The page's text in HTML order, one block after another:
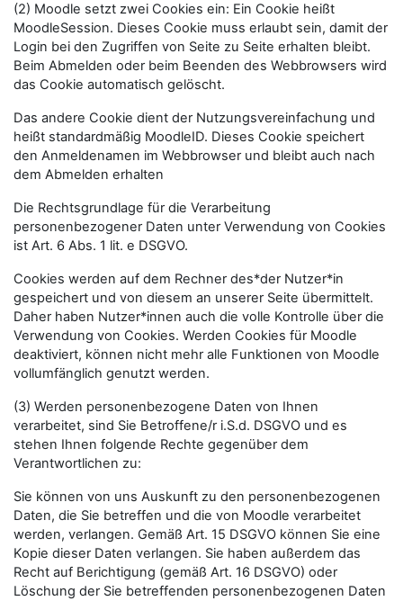
(2) Moodle setzt zwei Cookies ein: Ein Cookie heißt
MoodleSession. Dieses Cookie muss erlaubt sein, damit der
Login bei den Zugriffen von Seite zu Seite erhalten bleibt.
Beim Abmelden oder beim Beenden des Webbrowsers wird
das Cookie automatisch gelöscht.
Das andere Cookie dient der Nutzungsvereinfachung und
heißt standardmäßig MoodleID. Dieses Cookie speichert
den Anmeldenamen im Webbrowser und bleibt auch nach
dem Abmelden erhalten
Die Rechtsgrundlage für die Verarbeitung
personenbezogener Daten unter Verwendung von Cookies
ist Art. 6 Abs. 1 lit. e DSGVO.
Cookies werden auf dem Rechner des*der Nutzer*in
gespeichert und von diesem an unserer Seite übermittelt.
Daher haben Nutzer*innen auch die volle Kontrolle über die
Verwendung von Cookies. Werden Cookies für Moodle
deaktiviert, können nicht mehr alle Funktionen von Moodle
vollumfänglich genutzt werden.
(3) Werden personenbezogene Daten von Ihnen
verarbeitet, sind Sie Betroffene/r i.S.d. DSGVO und es
stehen Ihnen folgende Rechte gegenüber dem
Verantwortlichen zu:
Sie können von uns Auskunft zu den personenbezogenen
Daten, die Sie betreffen und die von Moodle verarbeitet
werden, verlangen. Gemäß Art. 15 DSGVO können Sie eine
Kopie dieser Daten verlangen. Sie haben außerdem das
Recht auf Berichtigung (gemäß Art. 16 DSGVO) oder
Löschung der Sie betreffenden personenbezogenen Daten